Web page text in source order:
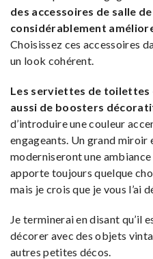
des accessoires de salle
considérablement
Choisissez ces accessoires
un look cohérent.
Les serviettes de toilettes
aussi de boosters
d’introduire une couleur
engageants. Un grand miroir
moderniseront une
apporte toujours quelque
mais je crois que je vous l’ai
Je terminerai en disant qu’il
décorer avec des objets
autres petites décos.